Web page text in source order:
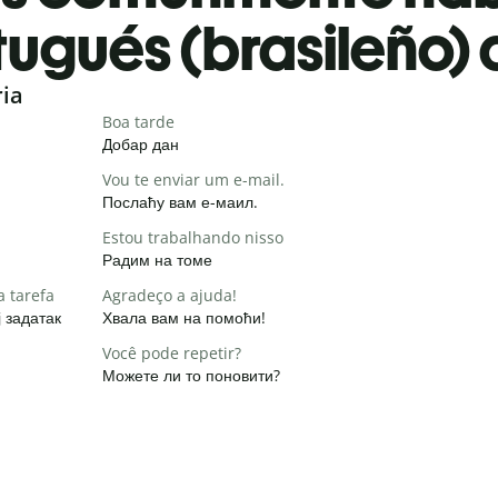
(brasileño)
Boa tarde
Добар дан
Vou te enviar um e-mail.
Послаћу вам е-маил.
Estou trabalhando nisso
Радим на томе
tarefa
Agradeço a ajuda!
Хвала вам на помоћи!
Você pode repetir?
Можете ли то поновити?